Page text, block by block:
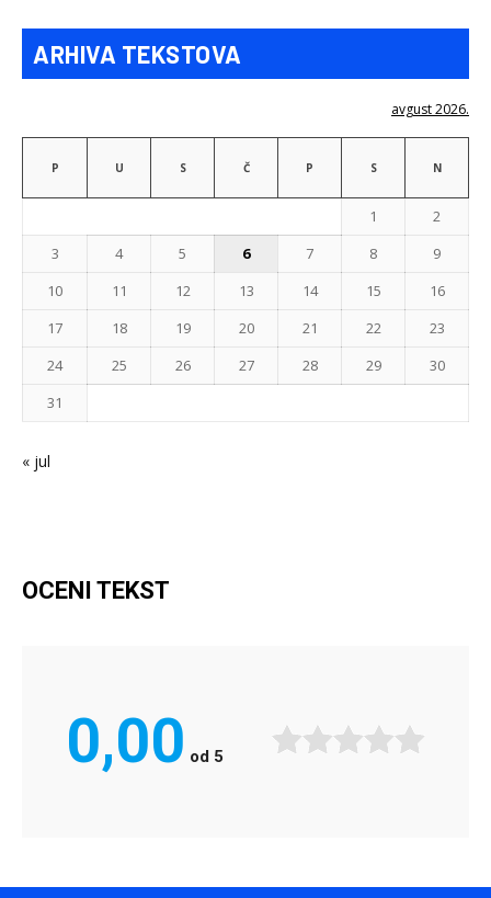
ARHIVA TEKSTOVA
avgust 2026.
P U S Č P S N
1
2
3
4 5 6 7 8
9
10
11 12 13 14 15
16
17
18 19 20 21 22
23
24
25 26 27 28 29
30
31
« jul
OCENI TEKST
0,00 od 5